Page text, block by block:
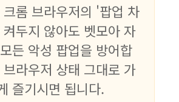
롬 브라우저의 '팝업 차
두지 않아도 벳모아 자
든 악성 팝업을 방어합
라우저 상태 그대로 가
즐기시면 됩니다.